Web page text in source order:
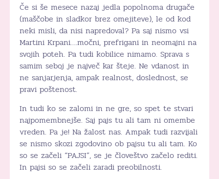
Če si še mesece nazaj jedla popolnoma drugače
(maščobe in sladkor brez omejiteve), le od kod
neki misli, da nisi napredoval? Pa saj nismo vsi
Martini Krpani….močni, prefrigani in neomajni na
svojih poteh. Pa tudi kobilice nimamo. Sprava s
samim seboj je največ kar šteje. Ne vdanost in
ne sanjarjenja, ampak realnost, doslednost, se
pravi poštenost.
In tudi ko se zalomi in ne gre, so spet te stvari
najpomembnejše. Saj pajs tu ali tam ni omembe
vreden. Pa je! Na žalost nas. Ampak tudi razvijali
se nismo skozi zgodovino ob pajsu tu ali tam. Ko
so se začeli “PAJSI”, se je človeštvo začelo rediti.
In pajsi so se začeli zaradi preobilnosti.